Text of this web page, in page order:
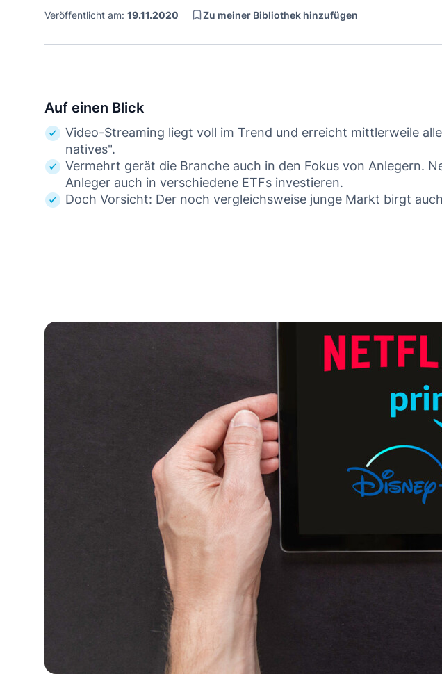
Veröffentlicht am: 19.11.2020 Zu meiner Bibliothek hinzufügen
Auf einen Blick
Video-Streaming liegt voll im Trend und erreicht mittlerweile
natives".
Vermehrt gerät die Branche auch in den Fokus von Anlegern.
Anleger auch in verschiedene ETFs investieren.
Doch Vorsicht: Der noch vergleichsweise junge Markt birgt